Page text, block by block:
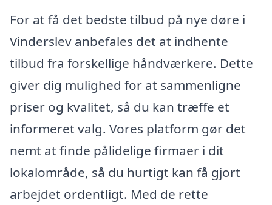
For at få det bedste tilbud på nye døre i
Vinderslev anbefales det at indhente
tilbud fra forskellige håndværkere. Dette
giver dig mulighed for at sammenligne
priser og kvalitet, så du kan træffe et
informeret valg. Vores platform gør det
nemt at finde pålidelige firmaer i dit
lokalområde, så du hurtigt kan få gjort
arbejdet ordentligt. Med de rette